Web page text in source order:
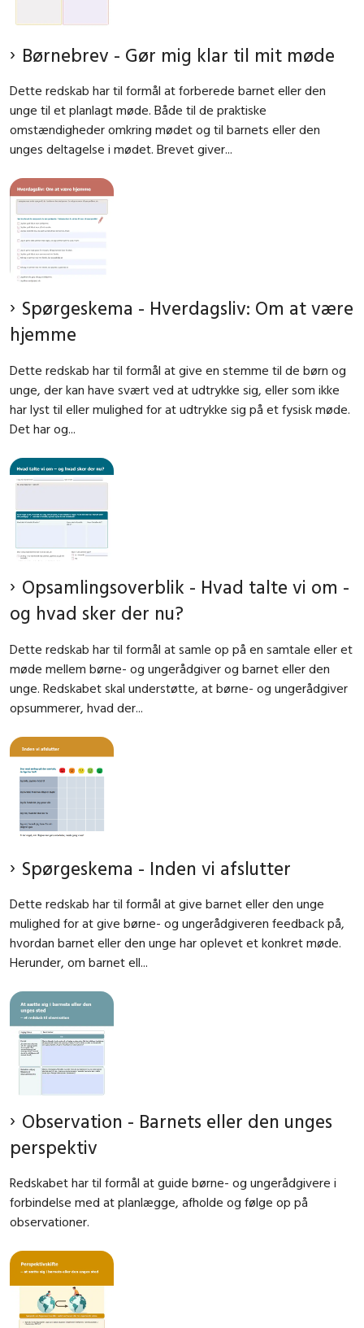
Børnebrev - Gør mig klar til mit møde
Dette redskab har til formål at forberede barnet eller den
unge til et planlagt møde. Både til de praktiske
omstændigheder omkring mødet og til barnets eller den
unges deltagelse i mødet. Brevet giver...
Spørgeskema - Hverdagsliv: Om at være
hjemme
Dette redskab har til formål at give en stemme til de børn og
unge, der kan have svært ved at udtrykke sig, eller som ikke
har lyst til eller mulighed for at udtrykke sig på et fysisk møde.
Det har og...
Opsamlingsoverblik - Hvad talte vi om -
og hvad sker der nu?
Dette redskab har til formål at samle op på en samtale eller et
møde mellem børne- og ungerådgiver og barnet eller den
unge. Redskabet skal understøtte, at børne- og ungerådgiver
opsummerer, hvad der...
Spørgeskema - Inden vi afslutter
Dette redskab har til formål at give barnet eller den unge
mulighed for at give børne- og ungerådgiveren feedback på,
hvordan barnet eller den unge har oplevet et konkret møde.
Herunder, om barnet ell...
Observation - Barnets eller den unges
perspektiv
Redskabet har til formål at guide børne- og ungerådgivere i
forbindelse med at planlægge, afholde og følge op på
observationer.